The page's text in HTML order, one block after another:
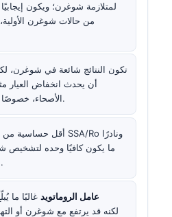
من حالات شوغرن الأولية،
الأصحاء، خصوصًا النساء فوق 50 عامًا.
ما يكون كافيًا وحده لتشخيص
السريرية لعام 2026.
عامل الروماتويد